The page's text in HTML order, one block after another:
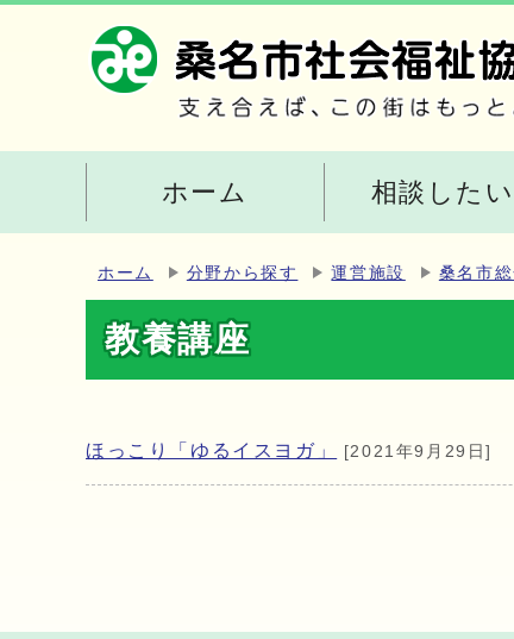
ホーム 相談したい
ホーム 分野から探す 運営施設 桑名市
教養講座
ほっこり「ゆるイスヨガ」 [2021年9月29日]